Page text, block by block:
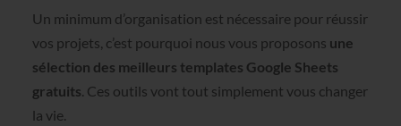
Un minimum d’organisation est nécessaire pour réussir
vos projets, c’est pourquoi nous vous proposons une
sélection des meilleurs templates Google Sheets
gratuits. Ces outils vont tout simplement vous changer
la vie.